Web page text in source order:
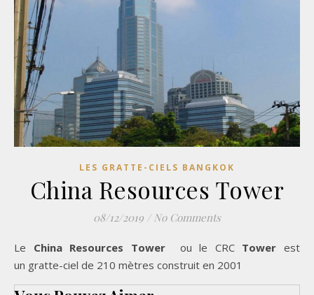
LES GRATTE-CIELS BANGKOK
China Resources Tower
08/12/2019 / No Comments
Le China Resources Tower ou le CRCTower est
un gratte-ciel de 210 mètres construit en 2001